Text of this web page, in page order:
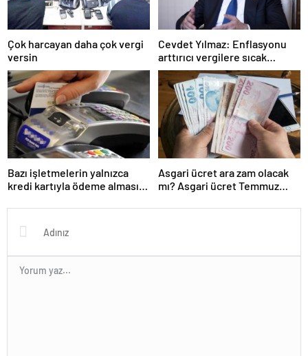
Çok harcayan daha çok vergi
versin
Cevdet Yılmaz: Enflasyonu
arttırıcı vergilere sıcak
bakmıyoruz ama…
Bazı işletmelerin yalnızca
kredi kartıyla ödeme alması
Asgari ücret ara zam olacak
mı? Asgari ücret Temmuz